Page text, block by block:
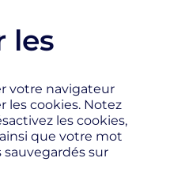
les
votre navigateur
les cookies. Notez
les cookies,
que votre mot
sur